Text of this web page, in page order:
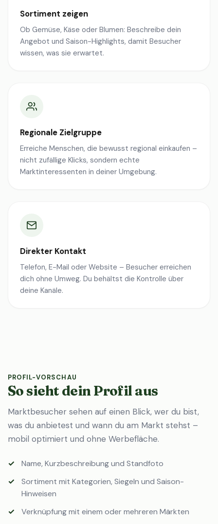
Sortiment zeigen
Ob Gemüse, Käse oder Blumen: Beschreibe dein
Angebot und Saison-Highlights, damit Besucher
wissen, was sie erwartet.
Regionale Zielgruppe
Erreiche Menschen, die bewusst regional einkaufen –
nicht zufällige Klicks, sondern echte
Marktinteressenten in deiner Umgebung.
Direkter Kontakt
Telefon, E-Mail oder Website – Besucher erreichen
dich ohne Umweg. Du behältst die Kontrolle über
deine Kanäle.
PROFIL-VORSCHAU
So sieht dein Profil aus
Marktbesucher sehen auf einen Blick, wer du bist,
was du anbietest und wann du am Markt stehst –
mobil optimiert und ohne Werbefläche.
Name, Kurzbeschreibung und Standfoto
Sortiment mit Kategorien, Siegeln und Saison-
Hinweisen
Verknüpfung mit einem oder mehreren Märkten